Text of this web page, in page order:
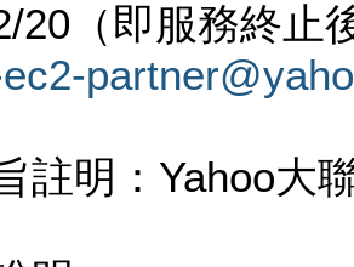
20（即服務終止
註明：Yahoo大